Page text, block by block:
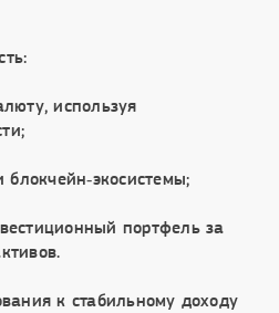
используя
блокчейн‑экосистемы;
портфель за
к стабильному доходу